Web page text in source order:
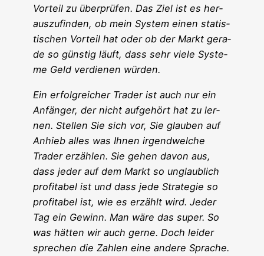
Vor­teil zu über­prü­fen. Das Ziel ist es her­
aus­zu­fin­den, ob mein Sys­tem einen sta­tis­
ti­schen Vor­teil hat oder ob der Markt gera­
de so güns­tig läuft, dass sehr vie­le Sys­te­
me Geld ver­die­nen wür­den.
Ein erfolg­rei­cher Trader ist auch nur ein
Anfän­ger, der nicht auf­ge­hört hat zu ler­
nen. Stel­len Sie sich vor, Sie glau­ben auf
Anhieb alles was Ihnen irgend­wel­che
Trader erzäh­len. Sie gehen davon aus,
dass jeder auf dem Markt so unglaub­lich
pro­fi­ta­bel ist und dass jede Stra­te­gie so
pro­fi­ta­bel ist, wie es erzählt wird. Jeder
Tag ein Gewinn. Man wäre das super. So
was hät­ten wir auch ger­ne. Doch lei­der
spre­chen die Zah­len eine ande­re Spra­che.